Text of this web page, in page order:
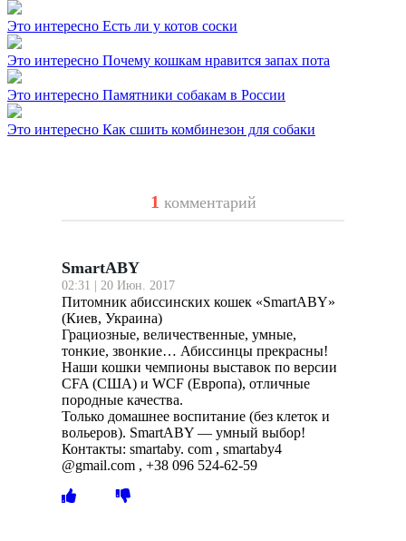
Это интересно Есть ли у котов соски
Это интересно Почему кошкам нравится запах пота
Это интересно Памятники собакам в России
Это интересно Как сшить комбинезон для собаки
1 комментарий
SmartABY
02:31 | 20 Июн. 2017
Питомник абиссинских кошек «SmartABY»
(Киев, Украина)
Грациозные, величественные, умные,
тонкие, звонкие… Абиссинцы прекрасны!
Наши кошки чемпионы выставок по версии
CFA (США) и WCF (Европа), отличные
породные качества.
Только домашнее воспитание (без клеток и
вольеров). SmartABY — умный выбор!
Контакты: smartaby. com , smartaby4
@gmail.com , +38 096 524-62-59